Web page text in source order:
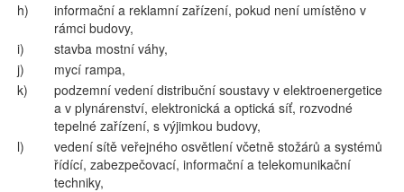
h)
informační a reklamní zařízení, pokud není umístěno v
rámci budovy,
i)
stavba mostní váhy,
j)
mycí rampa,
k)
podzemní vedení distribuční soustavy v elektroenergetice
a v plynárenství, elektronická a optická síť, rozvodné
tepelné zařízení, s výjimkou budovy,
l)
vedení sítě veřejného osvětlení včetně stožárů a systémů
řídící, zabezpečovací, informační a telekomunikační
techniky,